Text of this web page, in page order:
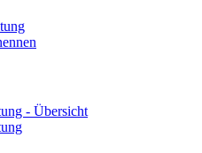
- Übersicht